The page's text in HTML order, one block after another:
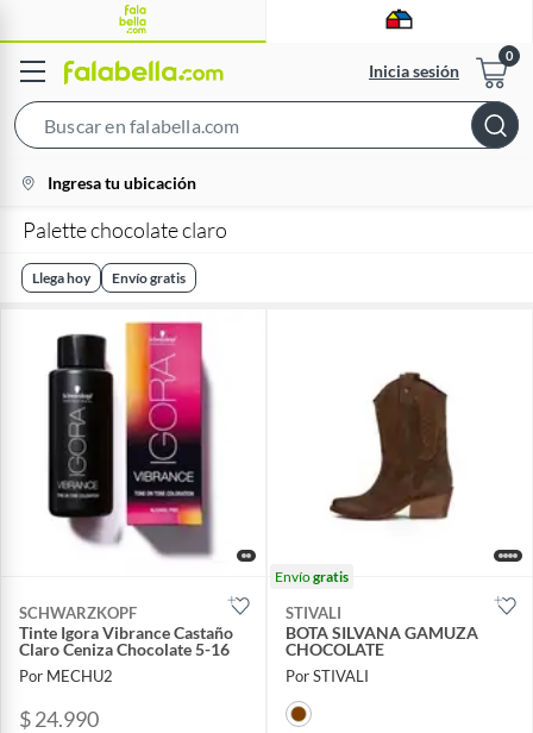
Inicia sesión
Bar
location-
icon
Ingresa tu ubicación
Palette chocolate claro
Llega hoy Envío gratis
SCHWARZKOPF
Tinte Igora Vibrance Castaño
Claro Ceniza Chocolate 5-16
Por MECHU2
$ 24.990
Envíogratis
STIVALI
BOTA SILVANA GAMUZA
CHOCOLATE
Por STIVALI